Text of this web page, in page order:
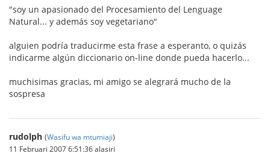
"soy un apasionado del Procesamiento del Lenguage
Natural... y además soy vegetariano"
alguien podría traducirme esta frase a esperanto, o quizás
indicarme algún diccionario on-line donde pueda hacerlo...
muchisimas gracias, mi amigo se alegrará mucho de la
sospresa
rudolph (Wasifu wa mtumiaji)
11 Februari 2007 6:51:36 alasiri